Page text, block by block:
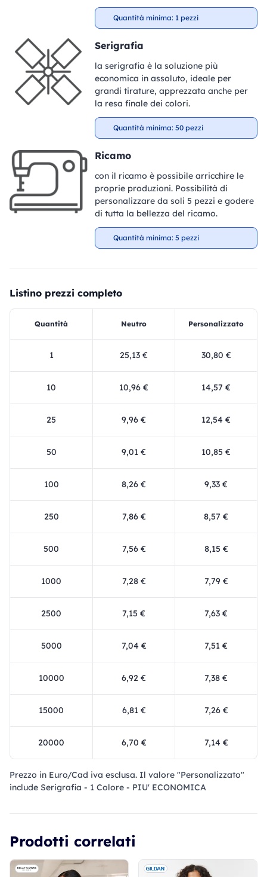
Quantità minima: 1 pezzi
Serigrafia
la serigrafia è la soluzione più
economica in assoluto, ideale per
grandi tirature, apprezzata anche per
la resa finale dei colori.
Quantità minima: 50 pezzi
Ricamo
con il ricamo è possibile arricchire le
proprie produzioni. Possibilità di
personalizzare da soli 5 pezzi e godere
di tutta la bellezza del ricamo.
Quantità minima: 5 pezzi
Listino prezzi completo
Quantità Neutro Personalizzato
1 25,13 € 30,80 €
10 10,96 € 14,57 €
25 9,96 € 12,54 €
50 9,01 € 10,85 €
100 8,26 € 9,33 €
250 7,86 € 8,57 €
500 7,56 € 8,15 €
1000 7,28 € 7,79 €
2500 7,15 € 7,63 €
5000 7,04 € 7,51 €
10000 6,92 € 7,38 €
15000 6,81 € 7,26 €
20000 6,70 € 7,14 €
Prezzo in Euro/Cad iva esclusa. Il valore "Personalizzato"
include Serigrafia - 1 Colore - PIU' ECONOMICA
Prodotti correlati